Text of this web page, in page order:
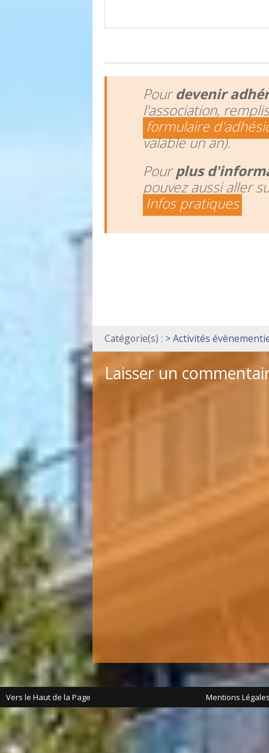
Pourdevenir
l'association,
formulaire
valable un an).
Pourplus
pouvez aussi aller
Infos pratiques
Catégorie(s) : > Activités
Laisser un
Vers le Haut de la Page Mentions